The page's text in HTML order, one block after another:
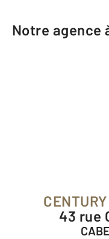
Notre agence
43